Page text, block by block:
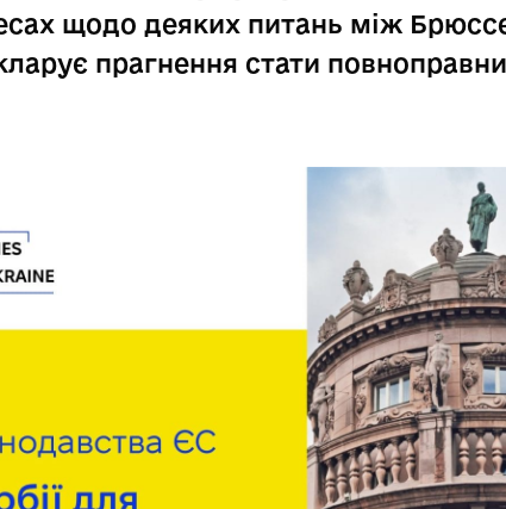
щодо деяких питань між
прагнення стати